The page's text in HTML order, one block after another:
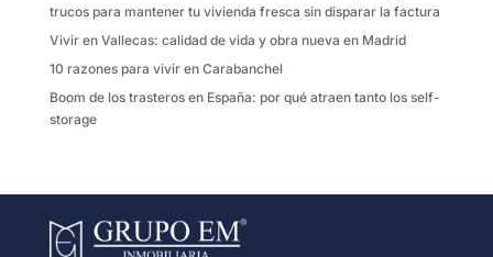
trucos para mantener tu vivienda fresca sin disparar la factura
Vivir en Vallecas: calidad de vida y obra nueva en Madrid
10 razones para vivir en Carabanchel
Boom de los trasteros en España: por qué atraen tanto los self-
storage